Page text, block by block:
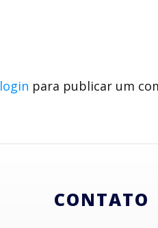
login para publicar um
CONTATO